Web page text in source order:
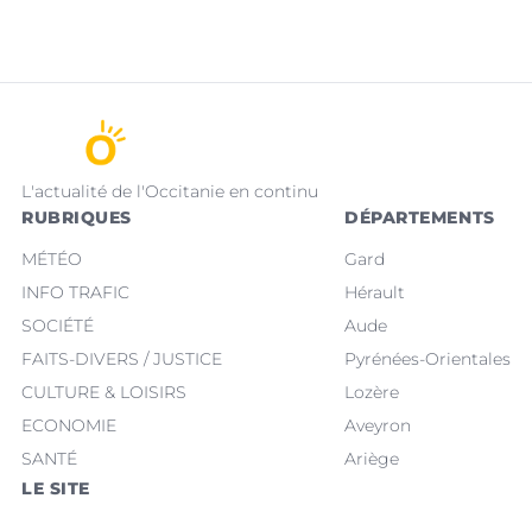
L'actualité de l'Occitanie en continu
RUBRIQUES
MÉTÉO
INFO TRAFIC
SOCIÉTÉ
FAITS-DIVERS / JUSTICE
CULTURE & LOISIRS
ECONOMIE
SANTÉ
DÉPARTEMENTS
Gard
Hérault
Aude
Pyrénées-Orientales
Lozère
Aveyron
Ariège
LE SITE